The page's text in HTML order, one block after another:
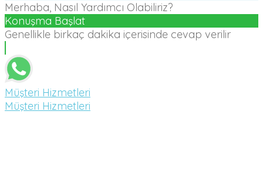
Merhaba, Nasıl Yardımcı Olabiliriz?
Konuşma Başlat
Genellikle birkaç dakika içerisinde cevap verilir
Müşteri Hizmetleri
Müşteri Hizmetleri